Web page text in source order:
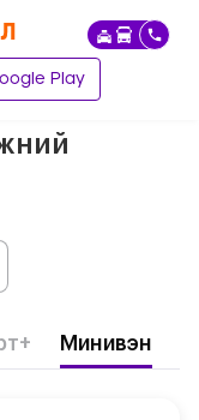
Play
Минивэн